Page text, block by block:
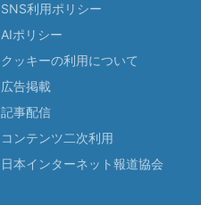
SNS利用ポリシー
AIポリシー
クッキーの利用について
広告掲載
記事配信
コンテンツ二次利用
日本インターネット報道協会